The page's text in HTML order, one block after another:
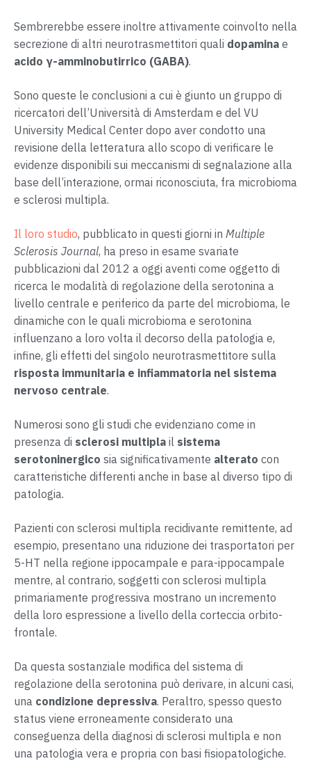
Sembrerebbe essere inoltre attivamente coinvolto nella
secrezione di altri neurotrasmettitori quali dopamina e
acido γ-amminobutirrico (GABA).
Sono queste le conclusioni a cui è giunto un gruppo di
ricercatori dell’Università di Amsterdam e del VU
University Medical Center dopo aver condotto una
revisione della letteratura allo scopo di verificare le
evidenze disponibili sui meccanismi di segnalazione alla
base dell’interazione, ormai riconosciuta, fra microbioma
e sclerosi multipla.
Il loro studio, pubblicato in questi giorni in Multiple
Sclerosis Journal, ha preso in esame svariate
pubblicazioni dal 2012 a oggi aventi come oggetto di
ricerca le modalità di regolazione della serotonina a
livello centrale e periferico da parte del microbioma, le
dinamiche con le quali microbioma e serotonina
influenzano a loro volta il decorso della patologia e,
infine, gli effetti del singolo neurotrasmettitore sulla
risposta immunitaria e infiammatoria nel sistema
nervoso centrale.
Numerosi sono gli studi che evidenziano come in
presenza di sclerosi multipla il sistema
serotoninergico sia significativamente alterato con
caratteristiche differenti anche in base al diverso tipo di
patologia.
Pazienti con sclerosi multipla recidivante remittente, ad
esempio, presentano una riduzione dei trasportatori per
5-HT nella regione ippocampale e para-ippocampale
mentre, al contrario, soggetti con sclerosi multipla
primariamente progressiva mostrano un incremento
della loro espressione a livello della corteccia orbito-
frontale.
Da questa sostanziale modifica del sistema di
regolazione della serotonina può derivare, in alcuni casi,
una condizione depressiva. Peraltro, spesso questo
status viene erroneamente considerato una
conseguenza della diagnosi di sclerosi multipla e non
una patologia vera e propria con basi fisiopatologiche.